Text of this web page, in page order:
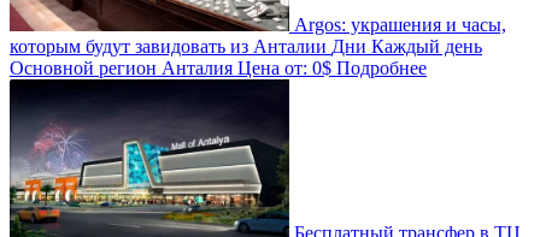
Argos: украшения и часы,
которым будут завидовать из Анталии Дни Каждый день
Основной регион Анталия Цена от: 0$ Подробнее
Бесплатный трансфер в ТЦ